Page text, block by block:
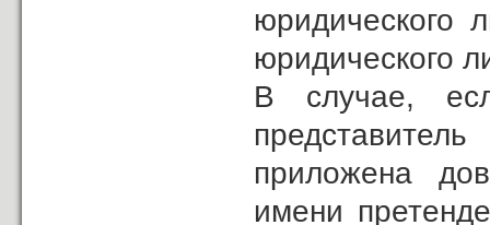
юридического
юридического
В случае,
приложена
имени